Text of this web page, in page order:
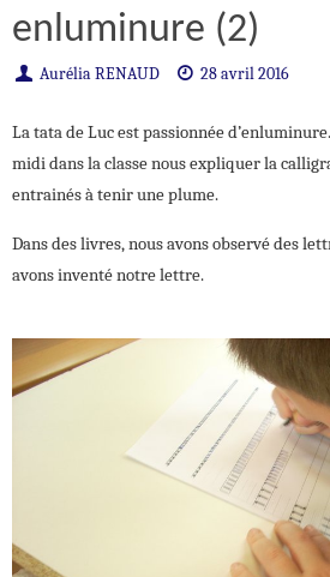
enluminure (2)
Aurélia RENAUD 28 avril 2016
La tata de Luc est passionnée
midi dans la classe nous expliquer la
entrainés à tenir une plume.
Dans des livres, nous avons observé des
avons inventé notre lettre.